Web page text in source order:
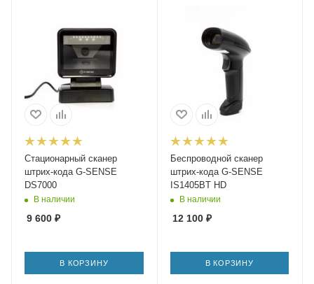
Стационарный сканер
штрих-кода G-SENSE
DS7000
В наличии
9 600 ₽
В КОРЗИНУ
Беспроводной сканер
штрих-кода G-SENSE
IS1405BT HD
В наличии
12 100₽
В КОРЗИНУ